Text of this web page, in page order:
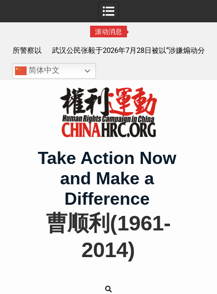
滚动消息
武汉公民张毅于2026年7月28日被以“涉嫌煽动分裂国家罪”
执行逮捕 目前羁押在拉萨市看守所
简体中文
Take Action Now
and Make a
Difference
曹顺利(1961-
2014)